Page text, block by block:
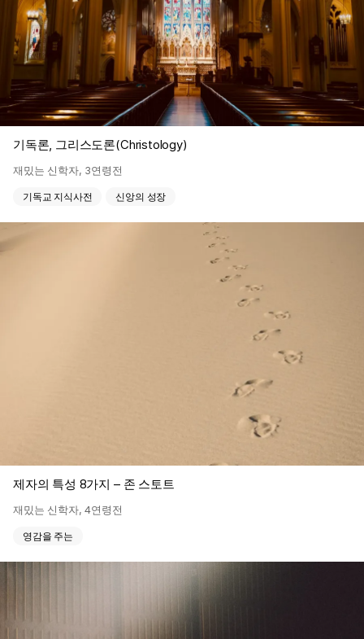
기독론, 그리스도론(Christology)
재밌는 신학자, 3연령전
기독교 지식사전 신앙의 성장
제자의 특성 8가지 – 존 스토트
재밌는 신학자,4연령전
영감을 주는